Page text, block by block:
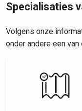
Specialisaties
Volgens onze
onder andere een